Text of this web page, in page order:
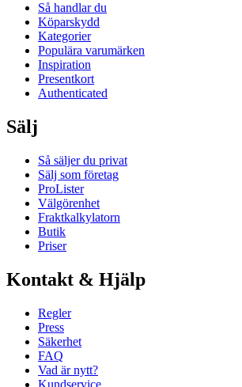
Så handlar du
Köparskydd
Kategorier
Populära varumärken
Inspiration
Presentkort
Authenticated
Sälj
Så säljer du privat
Sälj som företag
ProLister
Välgörenhet
Fraktkalkylatorn
Butik
Priser
Kontakt & Hjälp
Regler
Press
Säkerhet
FAQ
Vad är nytt?
Kundservice